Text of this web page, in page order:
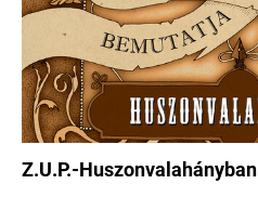
Z.U.P.-Huszonvalahányban